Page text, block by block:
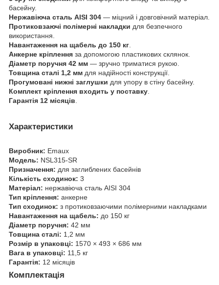
басейну.
Нержавіюча сталь AISI 304 — міцний і довговічний матеріал.
Протиковзаючі полімерні накладки для безпечного
використання.
Навантаження на щабель до 150 кг.
Анкерне кріплення за допомогою пластикових склянок.
Діаметр поручня 42 мм — зручно триматися рукою.
Товщина сталі 1,2 мм для надійності конструкції.
Прогумовані нижні заглушки для упору в стіну басейну.
Комплект кріплення входить у поставку.
Гарантія 12 місяців.
Характеристики
Виробник: Emaux
Модель: NSL315-SR
Призначення: для заглиблених басейнів
Кількість сходинок: 3
Матеріал: нержавіюча сталь AISI 304
Тип кріплення: анкерне
Тип сходинок: з протиковзаючими полімерними накладками
Навантаження на щабель: до 150 кг
Діаметр поручня: 42 мм
Товщина сталі: 1,2 мм
Розмір в упаковці: 1570 × 493 × 686 мм
Вага в упаковці: 11,5 кг
Гарантія: 12 місяців
Комплектація